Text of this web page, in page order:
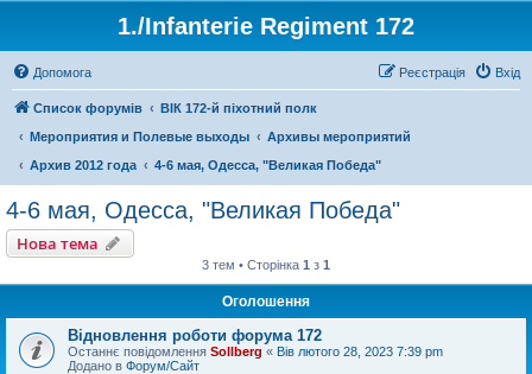
1./Infanterie Regiment 172
Допомога Вхід
Реєстрація
Список форумів
ВІК 172-й піхотний полк
Мероприятия и Полевые выходы
Архивы мероприятий
Архив 2012 года
4-6 мая, Одесса, "Великая Победа"
4-6 мая, Одесса, "Великая Победа"
Нова тема
3 тем • Сторінка 1 з 1
Оголошення
Відновлення роботи форума 172
Останнє повідомлення Sollberg « Вів лютого 28, 2023 7:39 pm
Додано в Форум/Сайт